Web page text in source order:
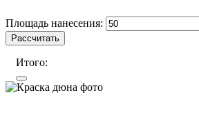
Площадь нанесения:
Рассчитать
Итого: